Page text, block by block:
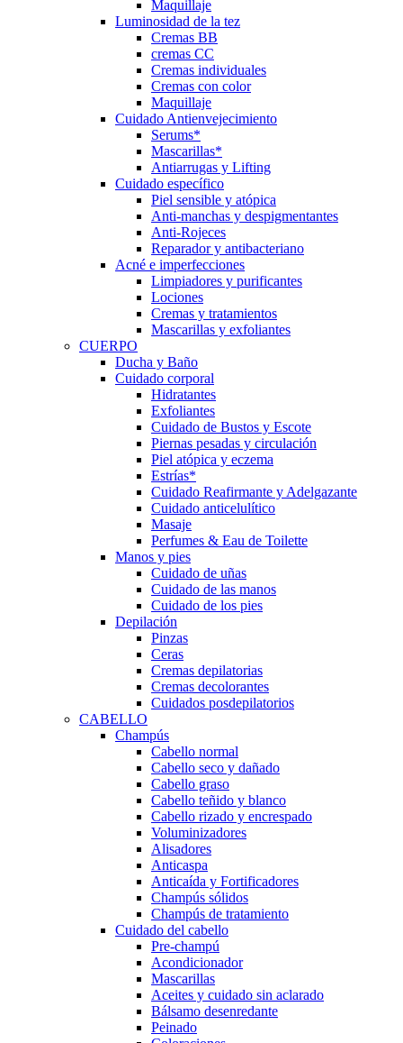
Maquillaje
Luminosidad de la tez
Cremas BB
cremas CC
Cremas individuales
Cremas con color
Maquillaje
Cuidado Antienvejecimiento
Serums*
Mascarillas*
Antiarrugas y Lifting
Cuidado específico
Piel sensible y atópica
Anti-manchas y despigmentantes
Anti-Rojeces
Reparador y antibacteriano
Acné e imperfecciones
Limpiadores y purificantes
Lociones
Cremas y tratamientos
Mascarillas y exfoliantes
CUERPO
Ducha y Baño
Cuidado corporal
Hidratantes
Exfoliantes
Cuidado de Bustos y Escote
Piernas pesadas y circulación
Piel atópica y eczema
Estrías*
Cuidado Reafirmante y Adelgazante
Cuidado anticelulítico
Masaje
Perfumes & Eau de Toilette
Manos y pies
Cuidado de uñas
Cuidado de las manos
Cuidado de los pies
Depilación
Pinzas
Ceras
Cremas depilatorias
Cremas decolorantes
Cuidados posdepilatorios
CABELLO
Champús
Cabello normal
Cabello seco y dañado
Cabello graso
Cabello teñido y blanco
Cabello rizado y encrespado
Voluminizadores
Alisadores
Anticaspa
Anticaída y Fortificadores
Champús sólidos
Champús de tratamiento
Cuidado del cabello
Pre-champú
Acondicionador
Mascarillas
Aceites y cuidado sin aclarado
Bálsamo desenredante
Peinado